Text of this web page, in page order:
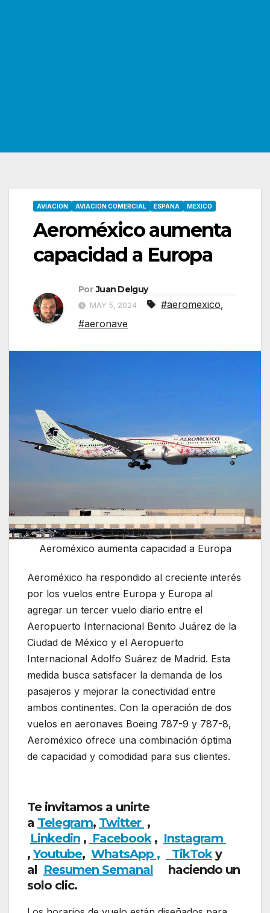
AVIACION AVIACION COMERCIAL ESPANA MEXICO
Aeroméxico aumenta
capacidad a Europa
Por Juan Delguy
MAY 5, 2024 #aeromexico,
#aeronave
Aeroméxico aumenta capacidad a Europa
Aeroméxico ha respondido al creciente interés
por los vuelos entre Europa y Europa al
agregar un tercer vuelo diario entre el
Aeropuerto Internacional Benito Juárez de la
Ciudad de México y el Aeropuerto
Internacional Adolfo Suárez de Madrid. Esta
medida busca satisfacer la demanda de los
pasajeros y mejorar la conectividad entre
ambos continentes. Con la operación de dos
vuelos en aeronaves Boeing 787-9 y 787-8,
Aeroméxico ofrece una combinación óptima
de capacidad y comodidad para sus clientes.
Te invitamos a unirte
a Telegram, Twitter ,
Linkedin , Facebook, Instagram
,Youtube, WhatsApp , TikToky
al Resumen Semanal haciendo un
solo clic.